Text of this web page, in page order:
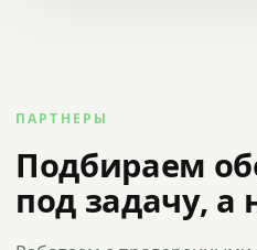
ПАРТНЕРЫ
Подбираем
под задачу, а